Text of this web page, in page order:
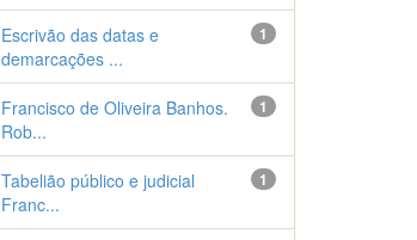
1
Escrivão das datas e
demarcações ...
1
Francisco de Oliveira Banhos.
Rob...
1
Tabelião público e judicial
Franc...